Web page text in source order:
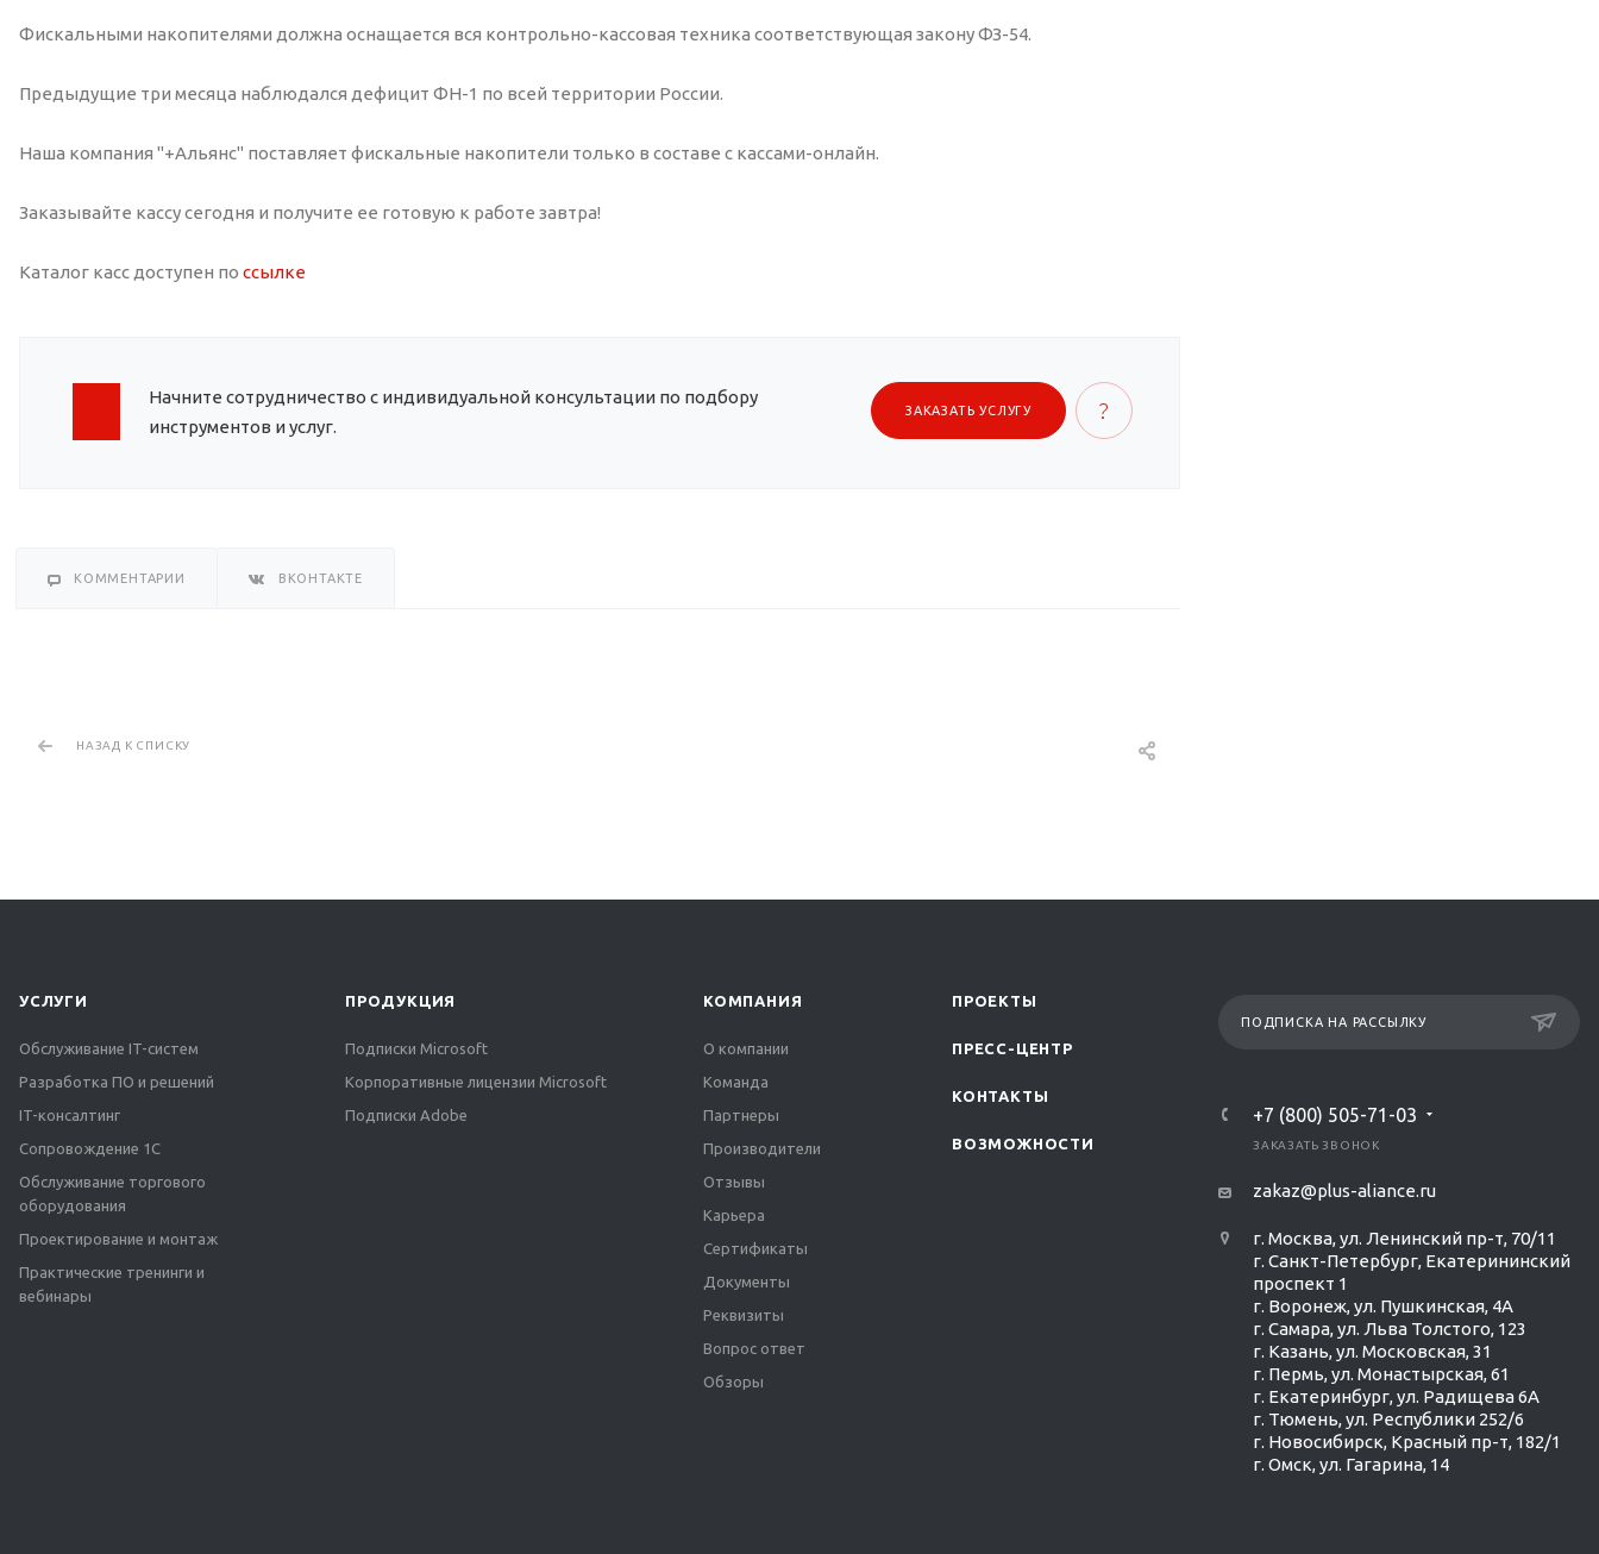
Фискальными накопителями должна оснащается вся контрольно-кассовая техника соответствующая закону ФЗ-54.
Предыдущие три месяца наблюдался дефицит ФН-1 по всей территории России.
Наша компания "+Альянс" поставляет фискальные накопители только в составе с кассами-онлайн.
Заказывайте кассу сегодня и получите ее готовую к работе завтра!
Каталог касс доступен по ссылке
Начните сотрудничество с индивидуальной консультации по подбору
инструментов и услуг.
ЗАКАЗАТЬ УСЛУГУ
КОММЕНТАРИИ ВКОНТАКТЕ
НАЗАД К СПИСКУ
УСЛУГИ
Обслуживание IT-систем
Разработка ПО и решений
IT-консалтинг
Сопровождение 1С
Обслуживание торгового
оборудования
Проектирование и монтаж
Практические тренинги и
вебинары
ПРОДУКЦИЯ
Подписки Microsoft
Корпоративные лицензии Microsoft
Подписки Adobe
КОМПАНИЯ
О компании
Команда
Партнеры
Производители
Отзывы
Карьера
Сертификаты
Документы
Реквизиты
Вопрос ответ
Обзоры
ПРОЕКТЫ
ПРЕСС-ЦЕНТР
КОНТАКТЫ
ВОЗМОЖНОСТИ
ПОДПИСКА НА РАССЫЛКУ
+7 (800) 505-71-03
ЗАКАЗАТЬ ЗВОНОК
zakaz@plus-aliance.ru
г. Москва, ул. Ленинский пр-т, 70/11
г. Санкт-Петербург, Екатерининский
проспект 1
г. Воронеж, ул. Пушкинская, 4А
г. Самара, ул. Льва Толстого, 123
г. Казань, ул. Московская, 31
г. Пермь, ул. Монастырская, 61
г. Екатеринбург, ул. Радищева 6А
г. Тюмень, ул. Республики 252/6
г. Новосибирск, Красный пр-т, 182/1
г. Омск, ул. ​Гагарина, 14